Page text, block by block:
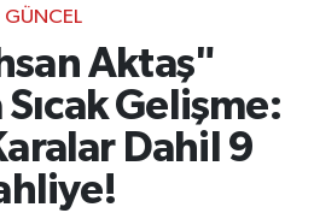
GÜNCEL
Aktaş"
Sıcak Gelişme:
Dahil 9